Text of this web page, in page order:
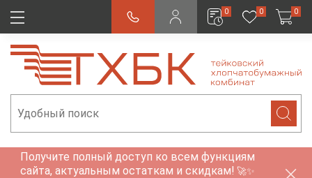
0 0 0
Получите полный доступ ко всем функциям
сайта, актуальным остаткам и скидкам! 🚀✨